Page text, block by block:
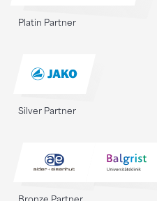
Platin Partner
Silver Partner